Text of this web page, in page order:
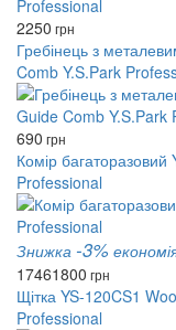
2250 грн
Гребінець з
Comb Y.S.Park
690 грн
Комір
Professional
Знижка -3%
17461800 грн
Щітка YS-120CS1
Professional